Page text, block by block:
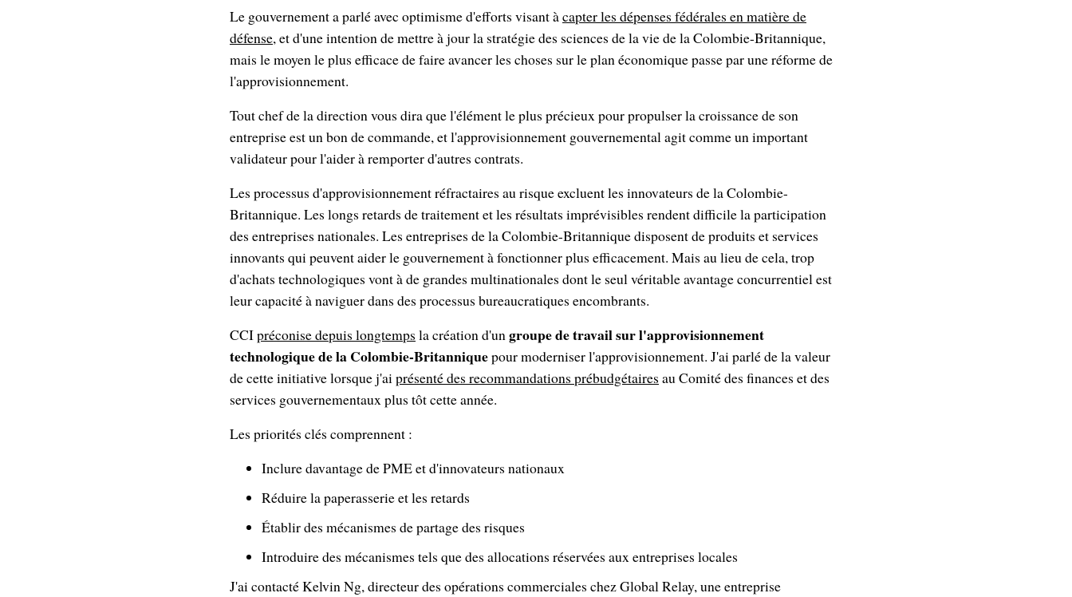
Le gouvernement a parlé avec optimisme d'efforts visant àcapter les dépenses fédérales en matière de
défense, et d'une intention de mettre à jour la stratégie des sciences de la vie de la Colombie-Britannique,
mais le moyen le plus efficace de faire avancer les choses sur le plan économique passe par une réforme de
l'approvisionnement.
Tout chef de la direction vous dira que l'élément le plus précieux pour propulser la croissance de son
entreprise est un bon de commande, et l'approvisionnement gouvernemental agit comme un important
validateur pour l'aider à remporter d'autres contrats.
Les processus d'approvisionnement réfractaires au risque excluent les innovateurs de la Colombie-
Britannique. Les longs retards de traitement et les résultats imprévisibles rendent difficile la participation
des entreprises nationales. Les entreprises de la Colombie-Britannique disposent de produits et services
innovants qui peuvent aider le gouvernement à fonctionner plus efficacement. Mais au lieu de cela, trop
d'achats technologiques vont à de grandes multinationales dont le seul véritable avantage concurrentiel est
leur capacité à naviguer dans des processus bureaucratiques encombrants.
CCIpréconise depuis longtemps la création d'ungroupe de travail sur l'approvisionnement
technologique de la Colombie-Britanniquepour moderniser l'approvisionnement. J'ai parlé de la valeur
de cette initiative lorsque j'aiprésenté des recommandations prébudgétaires au Comité des finances et des
services gouvernementaux plus tôt cette année.
Les priorités clés comprennent :
Inclure davantage de PME et d'innovateurs nationaux
Réduire la paperasserie et les retards
Établir des mécanismes de partage des risques
Introduire des mécanismes tels que des allocations réservées aux entreprises locales
J'ai contacté Kelvin Ng, directeur des opérations commerciales chez Global Relay, une entreprise